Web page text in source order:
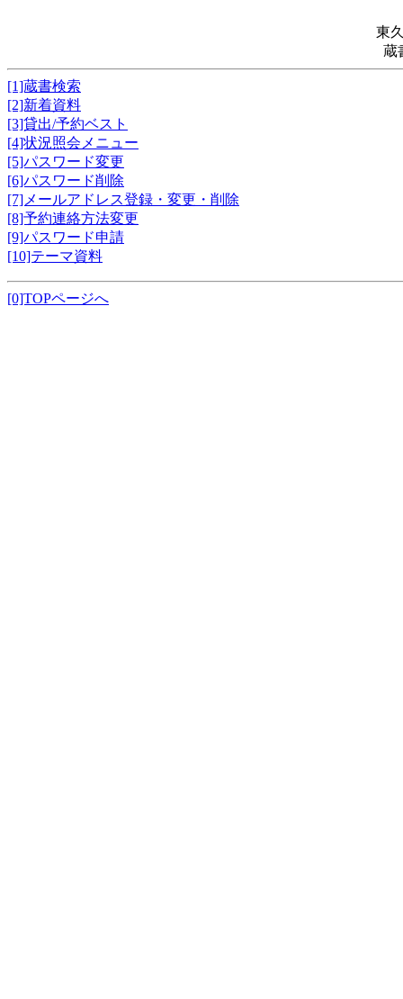
東
蔵
[1]蔵書検索
[2]新着資料
[3]貸出/予約ベスト
[4]状況照会メニュー
[5]パスワード変更
[6]パスワード削除
[7]メールアドレス登録・変更・削除
[8]予約連絡方法変更
[9]パスワード申請
[10]テーマ資料
[0]TOPページへ